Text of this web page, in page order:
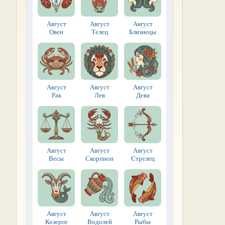
Август
Овен
Август
Телец
Август
Близнецы
Август
Рак
Август
Лев
Август
Дева
Август
Весы
Август
Скорпион
Август
Стрелец
Август
Козерог
Август
Водолей
Август
Рыбы